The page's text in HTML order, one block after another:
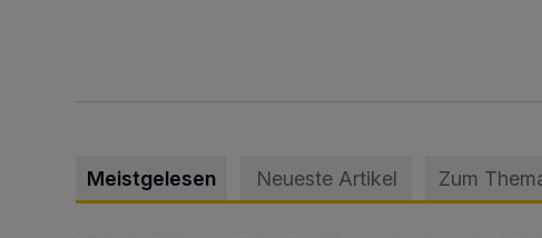
Meistgelesen Neueste Artikel Zum